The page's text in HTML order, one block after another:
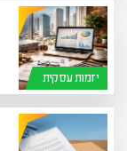
יזמות עסקית